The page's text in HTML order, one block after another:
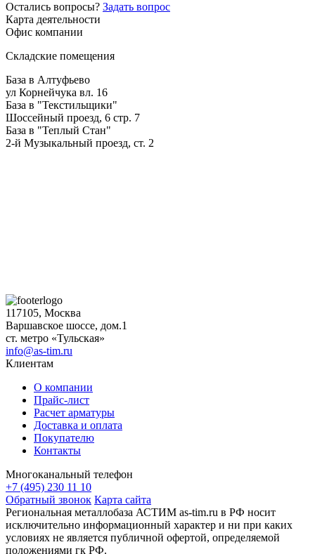
Остались вопросы? Задать вопрос
Карта деятельности
Офис компании
Складские помещения
База в Алтуфьево
ул Корнейчука вл. 16
База в "Текстильщики"
Шоссейный проезд, 6 стр. 7
База в "Теплый Стан"
2-й Музыкальный проезд, ст. 2
117105, Москва
Варшавское шоссе, дом.1
ст. метро «Тульская»
info@as-tim.ru
Клиентам
О компании
Прайс-лист
Расчет арматуры
Доставка и оплата
Покупателю
Контакты
Многоканальный телефон
+7 (495) 230 11 10
Обратный звонок Карта сайта
Региональная металлобаза АСТИМ as-tim.ru в РФ носит
исключительно информационный характер и ни при каких
условиях не является публичной офертой, определяемой
положениями гк РФ.